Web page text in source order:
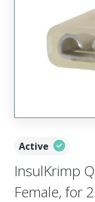
Active
InsulKrimp
Female, for